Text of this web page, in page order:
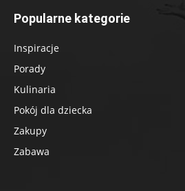
Popularne kategorie
Inspiracje
Porady
Kulinaria
Pokój dla dziecka
Zakupy
Zabawa